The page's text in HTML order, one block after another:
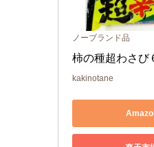
ノーブランド品
柿の種超わさび
kakinotane